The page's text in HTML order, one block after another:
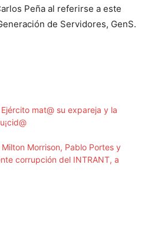
Peña al referirse a este
de Servidores, GenS.
mat@ su expareja y la
Morrison, Pablo Portes y
corrupción del INTRANT, a